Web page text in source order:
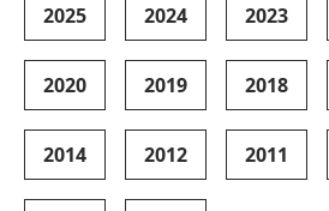
2025 2024 2023
2020 2019 2018
2014 2012 2011